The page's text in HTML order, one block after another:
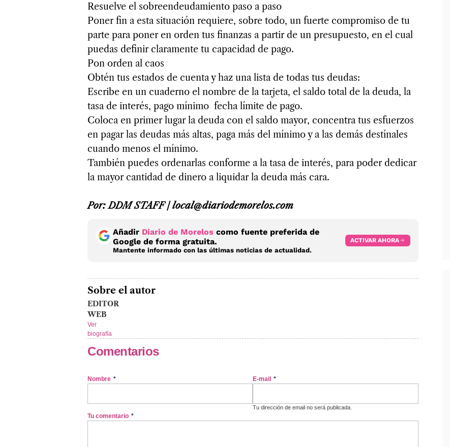
Resuelve el sobreendeudamiento paso a paso
Poner fin a esta situación requiere, sobre todo, un fuerte compromiso de tu
parte para poner en orden tus finanzas a partir de un presupuesto, en el cual
puedas definir claramente tu capacidad de pago.
Pon orden al caos
Obtén tus estados de cuenta y haz una lista de todas tus deudas:
Escribe en un cuaderno el nombre de la tarjeta, el saldo total de la deuda, la
tasa de interés, pago mínimo fecha límite de pago.
Coloca en primer lugar la deuda con el saldo mayor, concentra tus esfuerzos
en pagar las deudas más altas, paga más del mínimo y a las demás destínales
cuando menos el mínimo.
También puedes ordenarlas conforme a la tasa de interés, para poder dedicar
la mayor cantidad de dinero a liquidar la deuda más cara.
Por: DDM STAFF / local@diariodemorelos.com
Añadir Diario de Morelos como fuente preferida de
Google de forma gratuita.
Mantente informado con las últimas noticias de actualidad.
ACTIVAR AHORA
Sobre el autor
EDITOR
WEB
Ver
biografía
Comentarios
Nombre * E-mail *
Tu dirección de email no será publicada.
Tu comentario *